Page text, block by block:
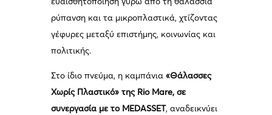
ρύπανση και τα μικροπλαστικά, χτίζοντας
γέφυρες μεταξύ επιστήμης, κοινωνίας και
πολιτικής.
Στο ίδιο πνεύμα, η καμπάνια«Θάλασσες
Χωρίς Πλαστικό» της Rio Mare, σε
συνεργασία με το MEDASSET, αναδεικνύει